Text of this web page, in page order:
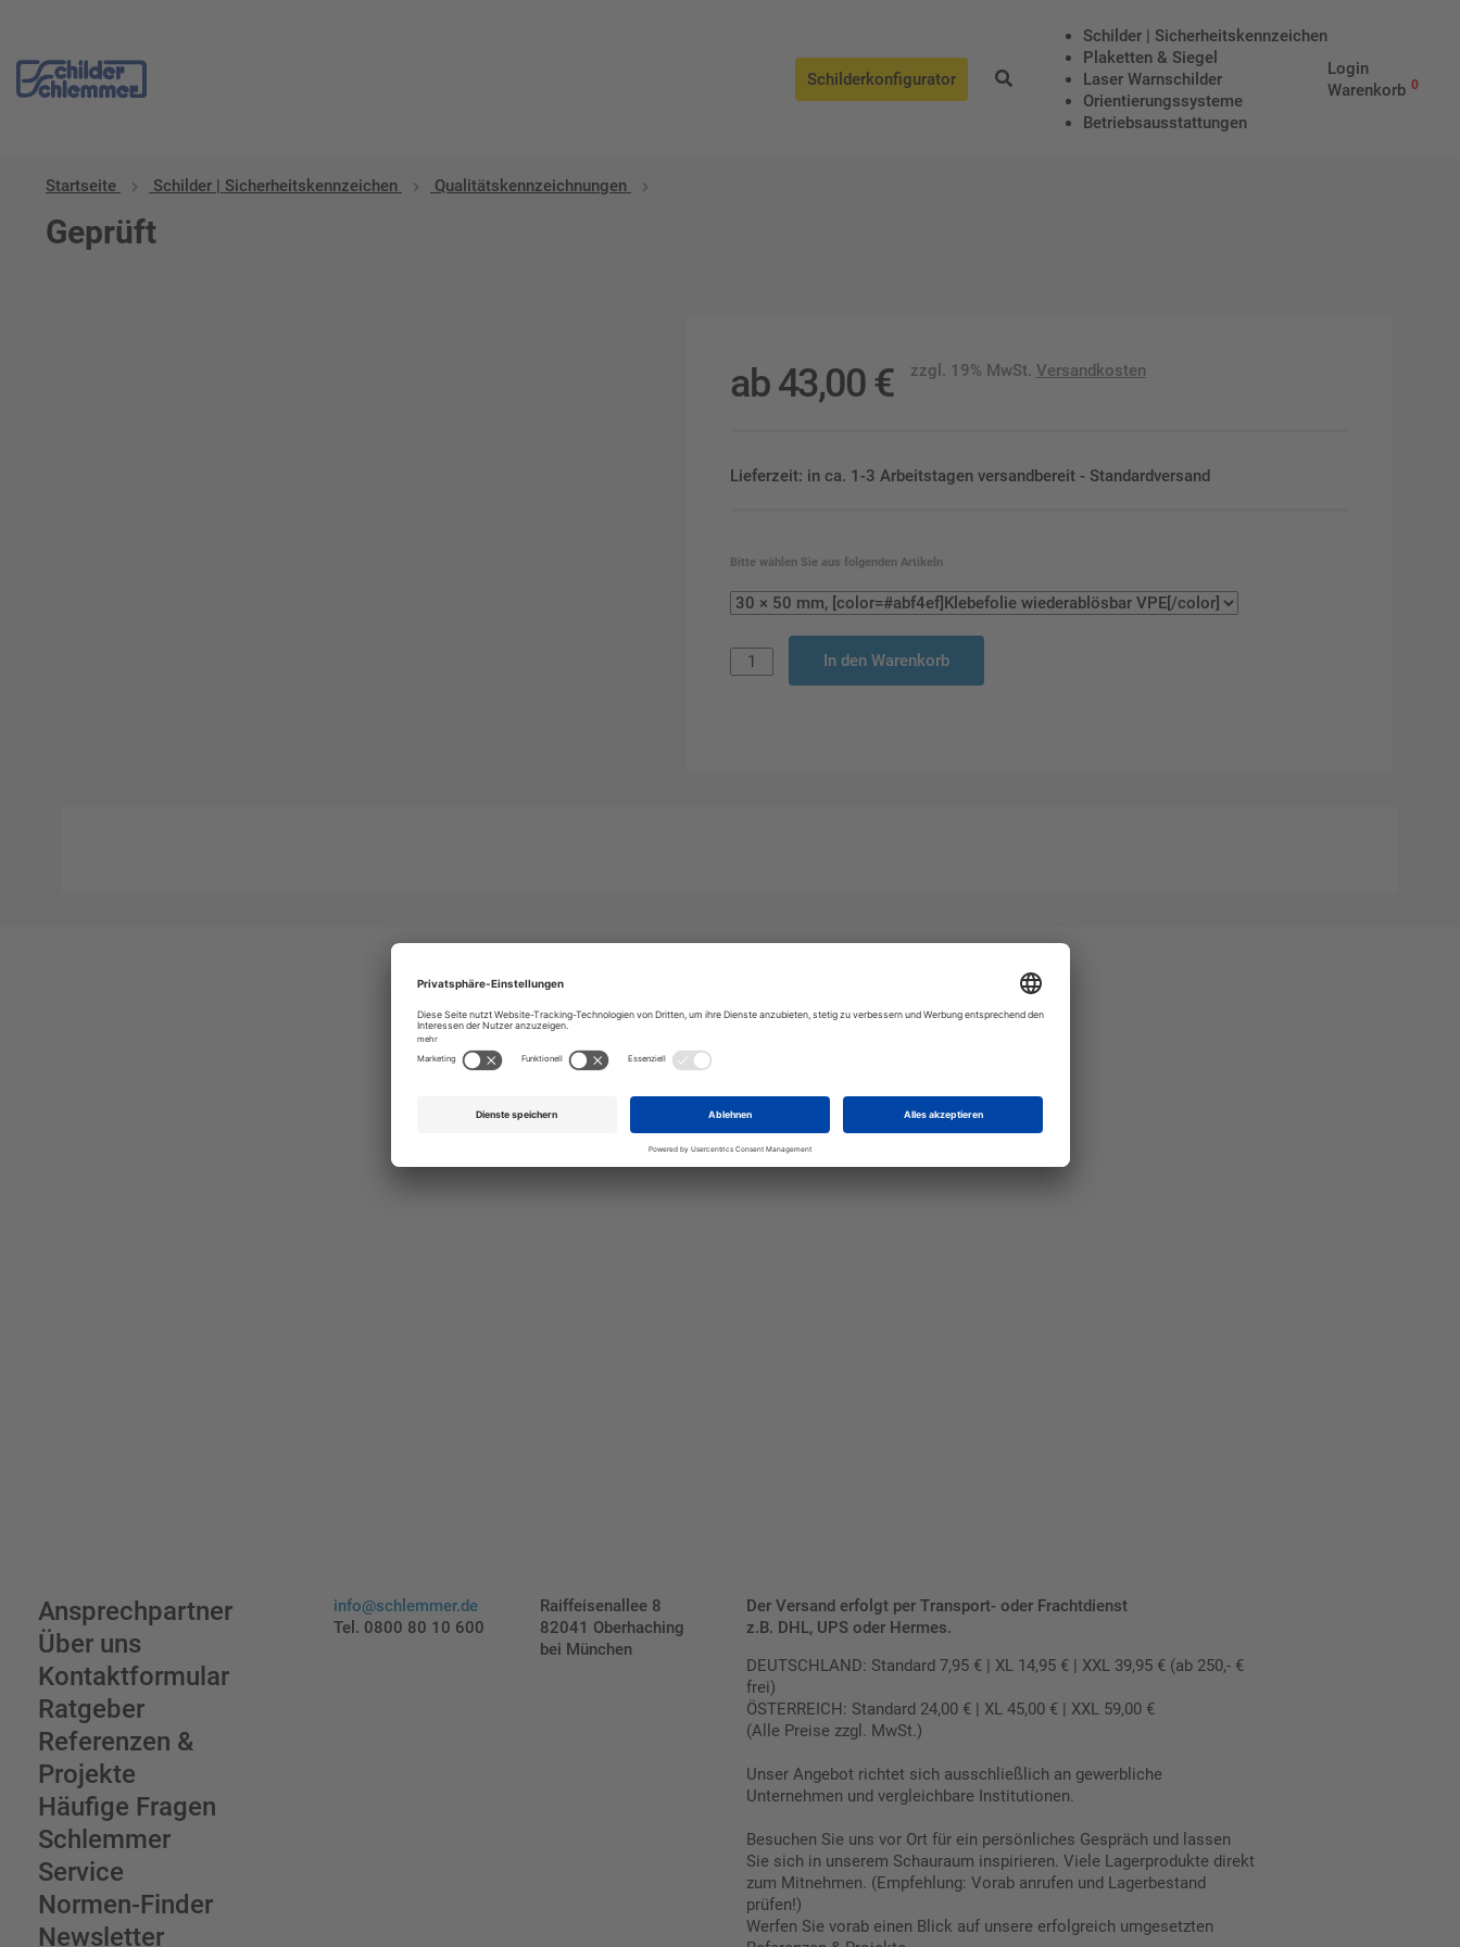
Schilderkonfigurator
Schilder | Sicherheitskennzeichen
Plaketten & Siegel
Laser Warnschilder
Orientierungssysteme
Betriebs­aus­stattungen
Login
Warenkorb 0
Startseite Schilder | Sicherheitskennzeichen Qualitätskennzeichnungen
Geprüft
ab43,00 € zzgl. 19% MwSt. Versandkosten
Lieferzeit: in ca. 1-3 Arbeitstagen versandbereit - Standardversand
Bitte wählen Sie aus folgenden Artikeln
In den Warenkorb
Gestalten Sie Ihr eigenes Schild mit unserem Konfigurator "Schild-O-Mat"
Erstellen Sie schnell und einfach Ihre
Ansprechpartner
Über uns
Kontaktformular
Ratgeber
Referenzen &
Projekte
Häufige Fragen
Schlemmer
Service
Normen-Finder
Newsletter
info@schlemmer.de
Tel. 0800 80 10 600
Raiffeisenallee 8
82041 Oberhaching
bei München
Der Versand erfolgt per Transport- oder Frachtdienst
z.B. DHL, UPS oder Hermes.
DEUTSCHLAND: Standard 7,95 € | XL 14,95 € | XXL 39,95 € (ab 250,- €
frei)
ÖSTERREICH: Standard 24,00 € | XL 45,00 € | XXL 59,00 €
(Alle Preise zzgl. MwSt.)
Unser Angebot richtet sich ausschließlich an gewerbliche
Unternehmen und vergleichbare Institutionen.
Besuchen Sie uns vor Ort für ein persönliches Gespräch und lassen
Sie sich in unserem Schauraum inspirieren. Viele Lagerprodukte direkt
zum Mitnehmen. (Empfehlung: Vorab anrufen und Lagerbestand
prüfen!)
Werfen Sie vorab einen Blick auf unsere erfolgreich umgesetzten